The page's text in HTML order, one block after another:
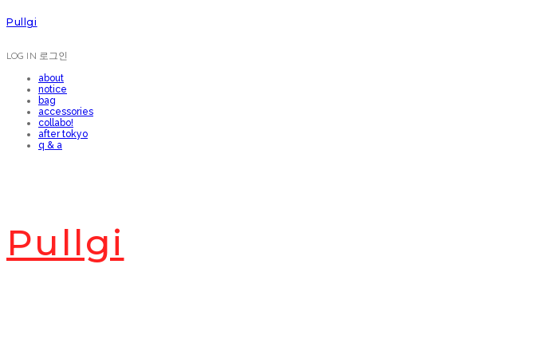
Pullgi
LOG IN 로그인
about
notice
bag
accessories
collabo!
after tokyo
q & a
Pullgi